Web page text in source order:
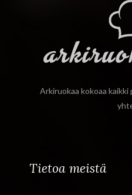
Arkiruokaa kokoaa
Tietoa meistä